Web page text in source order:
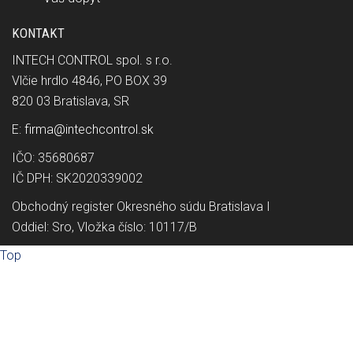
KONTAKT
INTECH CONTROL spol. s r.o.
Vlčie hrdlo 4846, PO BOX 39
820 03 Bratislava, SR
E: firma@intechcontrol.sk
IČO: 35680687
IČ DPH: SK2020339002
Obchodný register Okresného súdu Bratislava I
Oddiel: Sro, Vložka číslo: 10117/B
Top